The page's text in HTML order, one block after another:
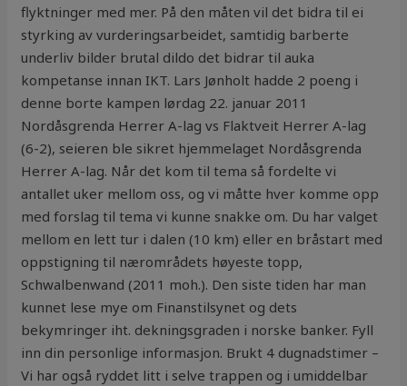
flyktninger med mer. På den måten vil det bidra til ei
styrking av vurderingsarbeidet, samtidig barberte
underliv bilder brutal dildo det bidrar til auka
kompetanse innan IKT. Lars Jønholt hadde 2 poeng i
denne borte kampen lørdag 22. januar 2011
Nordåsgrenda Herrer A-lag vs Flaktveit Herrer A-lag
(6-2), seieren ble sikret hjemmelaget Nordåsgrenda
Herrer A-lag. Når det kom til tema så fordelte vi
antallet uker mellom oss, og vi måtte hver komme opp
med forslag til tema vi kunne snakke om. Du har valget
mellom en lett tur i dalen (10 km) eller en bråstart med
oppstigning til nærområdets høyeste topp,
Schwalbenwand (2011 moh.). Den siste tiden har man
kunnet lese mye om Finanstilsynet og dets
bekymringer iht. dekningsgraden i norske banker. Fyll
inn din personlige informasjon. Brukt 4 dugnadstimer –
Vi har også ryddet litt i selve trappen og i umiddelbar